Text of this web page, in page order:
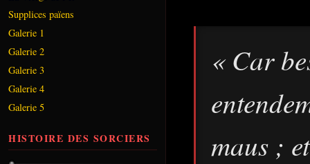
Supplices païens
Galerie 1
Galerie 2
Galerie 3
Galerie 4
Galerie 5
HISTOIRE DES SORCIERS
« Car
maus ;